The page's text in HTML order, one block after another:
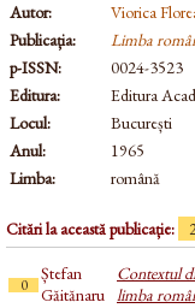
Autor:
Viorica
Publicația:
Limba
p-ISSN:
0024-3523
Editura:
Editura
Locul:
București
Anul:
1965
Limba:
română
Citări la această publicație:
0
Ștefan
Găitănaru
Contextul
limba